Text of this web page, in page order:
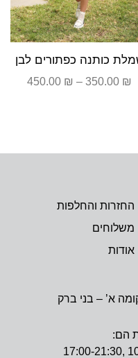
כותנה כפתורים לבן
350.00 ₪
–
450.00 ₪
החזרות והחלפות
משלוחים
אודות
הם: